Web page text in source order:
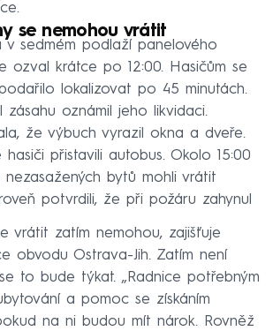
se nemohou vrátit
v sedmém podlaží panelového
ozval krátce po 12:00. Hasičům se
lokalizovat po 45 minutách.
zásahu oznámil jeho likvidaci.
že výbuch vyrazil okna a dveře.
přistavili autobus. Okolo 15:00
bytů mohli vrátit
potvrdili, že při požáru zahynul
vrátit zatím nemohou, zajišťuje
obvodu Ostrava-Jih. Zatím není
to bude týkat. „Radnice potřebným
a pomoc se získáním
na ni budou mít nárok. Rovněž